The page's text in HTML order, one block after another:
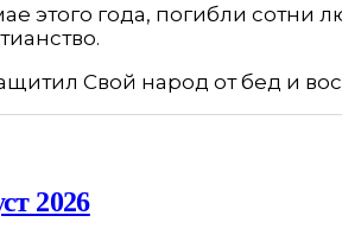
этого года, погибли
Свой народ от бед и
2026